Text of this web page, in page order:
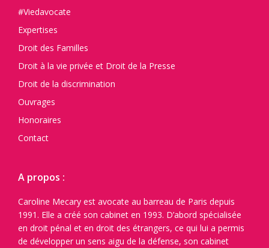
#Viedavocate
Expertises
Droit des Familles
Droit à la vie privée et Droit de la Presse
Droit de la discrimination
Ouvrages
Honoraires
Contact
A propos :
Caroline Mecary est avocate au barreau de Paris depuis
1991. Elle a créé son cabinet en 1993. D’abord spécialisée
en droit pénal et en droit des étrangers, ce qui lui a permis
de développer un sens aigu de la défense, son cabinet